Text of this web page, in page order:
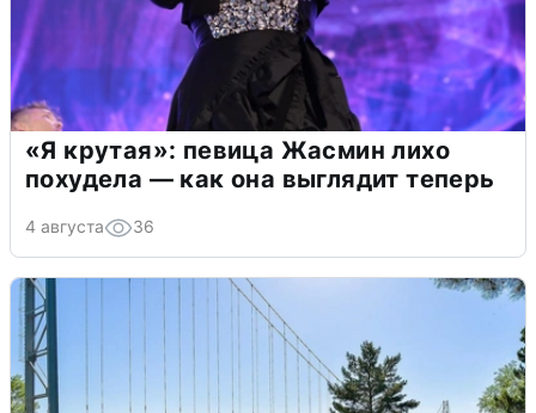
«Я крутая»: певица Жасмин лихо
похудела — как она выглядит теперь
4 августа 36